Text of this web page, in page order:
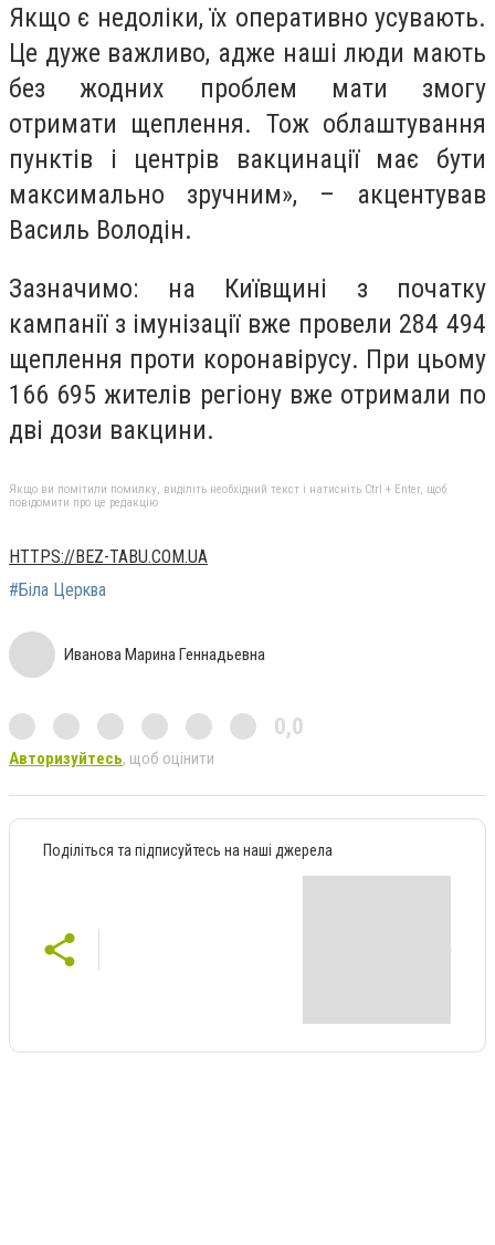
Якщо є недоліки, їх оперативно усувають.
Це дуже важливо, адже наші люди мають
без жодних проблем мати змогу
отримати щеплення. Тож облаштування
пунктів і центрів вакцинації має бути
максимально зручним», – акцентував
Василь Володін.
Зазначимо: на Київщині з початку
кампанії з імунізації вже провели 284 494
щеплення проти коронавірусу. При цьому
166 695 жителів регіону вже отримали по
дві дози вакцини.
Якщо ви помітили помилку, виділіть необхідний текст і натисніть Ctrl + Enter, щоб
повідомити про це редакцію
HTTPS://BEZ-TABU.COM.UA
#Біла Церква
Иванова Марина Геннадьевна
0,0
Авторизуйтесь, щоб оцінити
Поділіться та підписуйтесь на наші джерела